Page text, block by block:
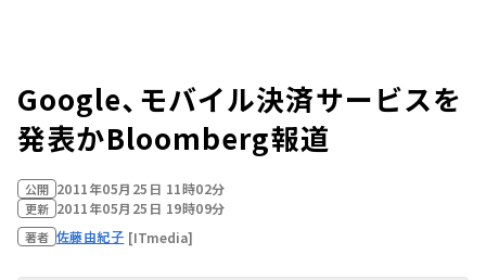
Google、モバイル決済サービスを
発表か――Bloomberg報道
公開 2011年05月25日 11時02分
更新 2011年05月25日 19時09分
著者 佐藤由紀子 [ITmedia]